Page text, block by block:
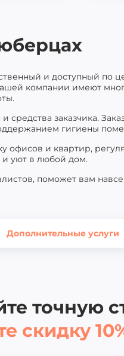
и доступный
компании имеют
заказчика.
гигиены
и квартир,
и уют в любой дом.
поможет вам
Дополнительные услуги
точную
скидку